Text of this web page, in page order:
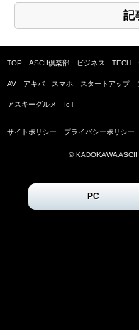
記
TOP ASCII倶楽部 ビジネス TECH
AV アキバ スマホ スタートアップ
アスキーグルメ IoT
サイトポリシー プライバシーポリシー
© KADOKAWA
PC